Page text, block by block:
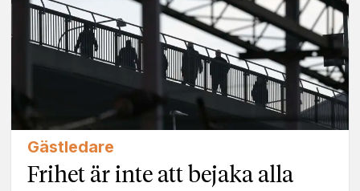
Gästledare
Frihet är inte att bejaka alla